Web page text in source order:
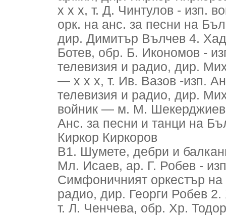
х х х, т. Д. Чинтулов - изп.
орк. на анс. за песни на
дир. Димитър Вълчев 4.
Ботев, обр. Б. Икономов -
телевизия и радио, дир.
— х х х, т. Ив. Вазов -изп.
телевизия и радио, дир.
войник — м. М. Шекерджиев,
Анс. за песни и танци на
Киркор Киркоров
В1. Шумете, дебри и
Мл. Исаев, ар. Г. Робев -
Симфоничният оркестър на
радио, дир. Георги Робев
т. Л. Ченчева, обр. Хр.